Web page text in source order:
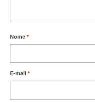
Nome *
E-mail *